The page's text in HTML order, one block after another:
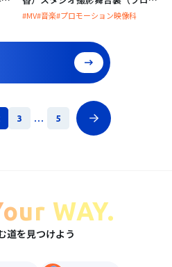
ーション映像科）
#MV#音楽#プロモーション映像科
3 ... 5
WAY.
道を見つけよう